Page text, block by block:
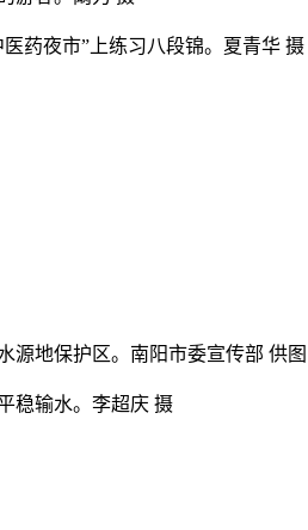
药夜市”上练习八段锦。夏青华 摄
源地保护区。南阳市委宣传部 供图
稳输水。李超庆 摄